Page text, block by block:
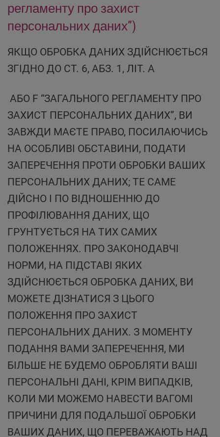
регламенту про захист
персональних даних”)
ЯКЩО ОБРОБКА ДАНИХ ЗДІЙСНЮЄТЬСЯ
ЗГІДНО ДО СТ. 6, АБЗ. 1, ЛІТ. А
АБО F “ЗАГАЛЬНОГО РЕГЛАМЕНТУ ПРО
ЗАХИСТ ПЕРСОНАЛЬНИХ ДАНИХ”, ВИ
ЗАВЖДИ МАЄТЕ ПРАВО, ПОСИЛАЮЧИСЬ
НА ОСОБЛИВІ ОБСТАВИНИ, ПОДАТИ
ЗАПЕРЕЧЕННЯ ПРОТИ ОБРОБКИ ВАШИХ
ПЕРСОНАЛЬНИХ ДАНИХ; ТЕ САМЕ
ДІЙСНО І ПО ВІДНОШЕННЮ ДО
ПРОФІЛЮВАННЯ ДАНИХ, ЩО
ГРУНТУЄТЬСЯ НА ТИХ САМИХ
ПОЛОЖЕННЯХ. ПРО ЗАКОНОДАВЧІ
НОРМИ, НА ПІДСТАВІ ЯКИХ
ЗДІЙСНЮЄТЬСЯ ОБРОБКА ДАНИХ, ВИ
МОЖЕТЕ ДІЗНАТИСЯ З ЦЬОГО
ПОЛОЖЕННЯ ПРО ЗАХИСТ
ПЕРСОНАЛЬНИХ ДАНИХ. З МОМЕНТУ
ПОДАННЯ ВАМИ ЗАПЕРЕЧЕННЯ, МИ
БІЛЬШЕ НЕ БУДЕМО ОБРОБЛЯТИ ВАШІ
ПЕРСОНАЛЬНІ ДАНІ, КРІМ ВИПАДКІВ,
КОЛИ МИ МОЖЕМО НАВЕСТИ ВАГОМІ
ПРИЧИНИ ДЛЯ ПОДАЛЬШОЇ ОБРОБКИ
ВАШИХ ДАНИХ, ЩО ПЕРЕВАЖАЮТЬ НАД